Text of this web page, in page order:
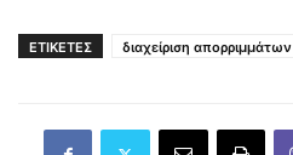
ΕΤΙΚΕΤΕΣ διαχείριση απορριμμάτων